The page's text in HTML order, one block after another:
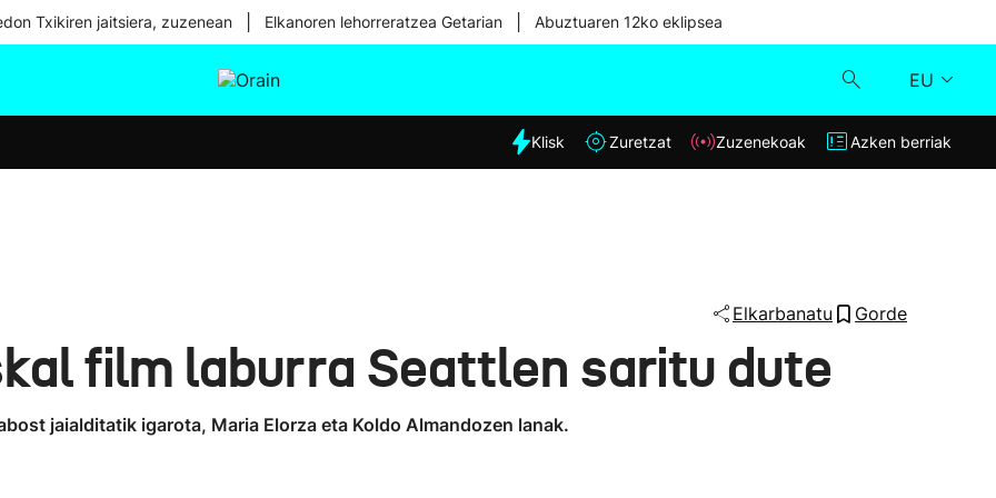
Txikiren jaitsiera, zuzenean Elkanoren lehorreratzea Getarian Abuztuaren 12ko eklipsea
EU
Eguraldia
Klisk
Klisk Zuretzat Zuzenekoak Azken berriak
Elkarbanatu Gorde
film laburra Seattlen saritu dute
jaialditatik igarota, Maria Elorza eta Koldo Almandozen lanak.